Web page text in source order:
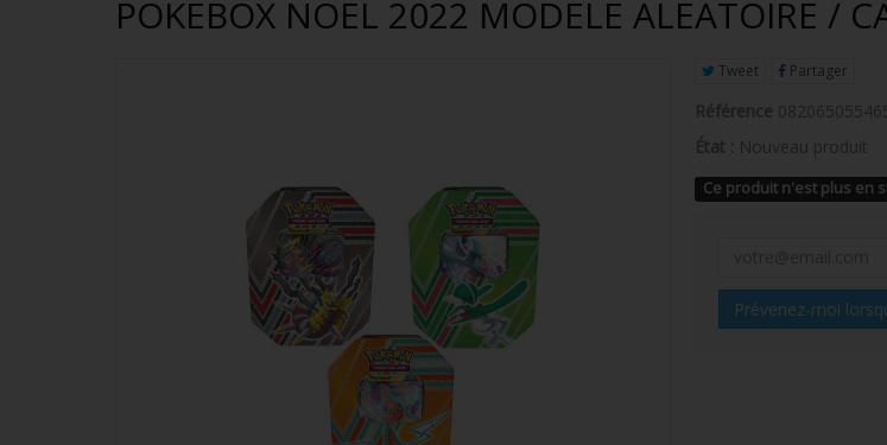
POKEBOX NOEL 2022 MODELE ALEATOIRE /
Tweet Partager
Référence
État : Nouveau produit
Ce produit n'est plus en
Prévenez-moi